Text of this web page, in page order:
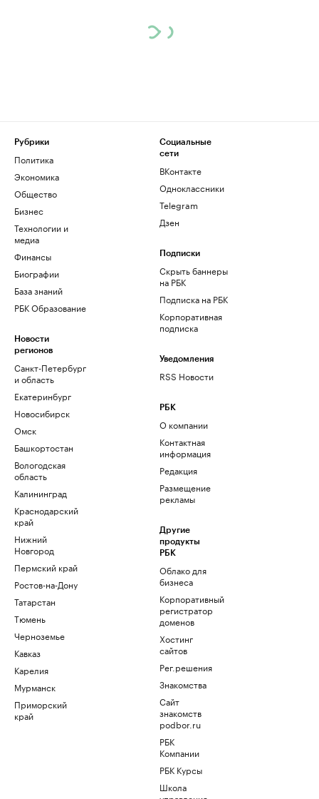
Рубрики
Политика
Экономика
Общество
Бизнес
Технологии и
медиа
Финансы
Биографии
База знаний
РБК Образование
Новости
регионов
Санкт-Петербург
и область
Екатеринбург
Новосибирск
Омск
Башкортостан
Вологодская
область
Калининград
Краснодарский
край
Нижний
Новгород
Пермский край
Ростов-на-Дону
Татарстан
Тюмень
Черноземье
Кавказ
Карелия
Мурманск
Приморский
край
Социальные
сети
ВКонтакте
Одноклассники
Telegram
Дзен
Подписки
Скрыть баннеры
на РБК
Подписка на РБК
Корпоративная
подписка
Уведомления
RSS Новости
РБК
О компании
Контактная
информация
Редакция
Размещение
рекламы
Другие
продукты
РБК
Облако для
бизнеса
Корпоративный
регистратор
доменов
Хостинг
сайтов
Рег.решения
Знакомства
Сайт
знакомств
podbor.ru
РБК
Компании
РБК Курсы
Школа